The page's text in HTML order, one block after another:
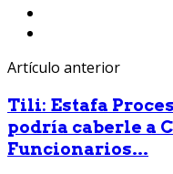
Artículo anterior
Tili: Estafa
podría caberle a
Funcionarios...